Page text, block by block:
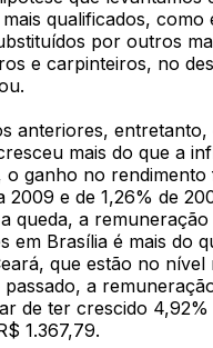
qualificados, como
por outros
e carpinteiros, no
anteriores, entretanto,
mais do que a
o ganho no rendimento
2009 e de 1,26% de
queda, a
em Brasília é mais do
que estão no nível
a
de ter crescido
1.367,79.